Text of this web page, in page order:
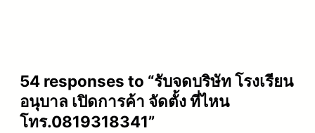
54 responses to “รับจดบริษัท โรงเรียน
อนุบาล เปิดการค้า จัดตั้ง ที่ไหน
โทร.0819318341”